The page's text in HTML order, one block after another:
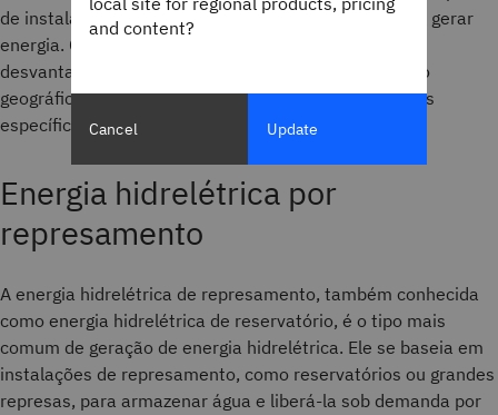
de instalações, que utilizam diferentes métodos para gerar
energia. Cada tipo tem suas próprias vantagens e
desvantagens e depende de fatores como localização
geográfica, fontes de água disponíveis e necessidades
específicas de energia.
Energia hidrelétrica por
represamento
A energia hidrelétrica de represamento, também conhecida
como energia hidrelétrica de reservatório, é o tipo mais
comum de geração de energia hidrelétrica. Ele se baseia em
instalações de represamento, como reservatórios ou grandes
represas, para armazenar água e liberá-la sob demanda por
and content?
Cancel Update